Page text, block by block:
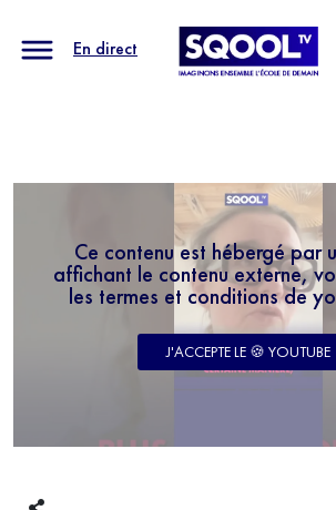
En direct
Ce contenu est hébergé par
affichant le contenu externe,
les termes et conditions de
J'ACCEPTE LE 🍪 YOUTUBE